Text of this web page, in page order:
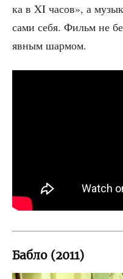
ка в XI часов», а
сами себя. Фильм не
явным шармом.
Бабло (2011)